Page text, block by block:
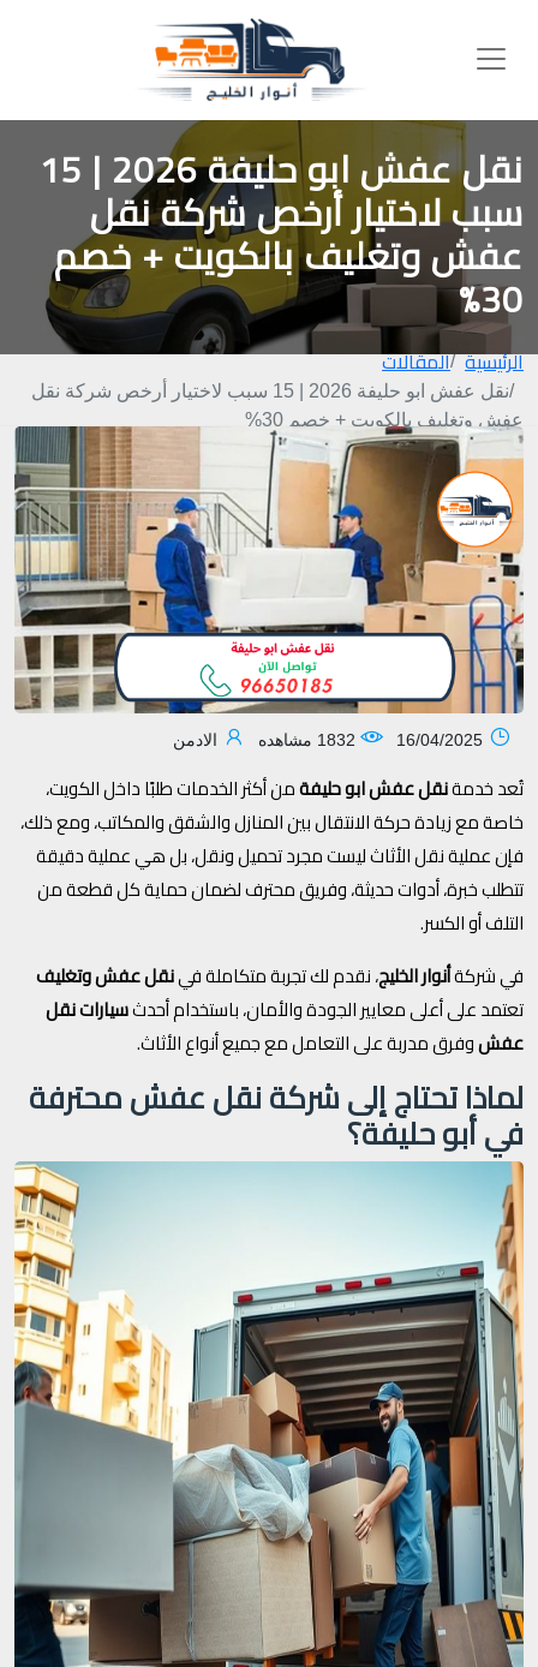
نقل عفش ابو حليفة 2026 | 15
سبب لاختيار أرخص شركة نقل
عفش وتغليف بالكويت + خصم
30%
الرئيسية المقالات
نقل عفش ابو حليفة 2026 | 15 سبب لاختيار أرخص شركة نقل
عفش وتغليف بالكويت + خصم 30%
الادمن
تُعد خدمةنقل عفش ابو حليفةمن أكثر الخدمات طلبًا داخل الكويت،
خاصة مع زيادة حركة الانتقال بين المنازل والشقق والمكاتب، ومع ذلك،
فإن عملية نقل الأثاث ليست مجرد تحميل ونقل، بل هي عملية دقيقة
تتطلب خبرة، أدوات حديثة، وفريق محترف لضمان حماية كل قطعة من
التلف أو الكسر.
في شركةأنوار الخليج، نقدم لك تجربة متكاملة فينقل عفش وتغليف
تعتمد على أعلى معايير الجودة والأمان، باستخدام أحدثسيارات نقل
عفشوفرق مدربة على التعامل مع جميع أنواع الأثاث.
لماذا تحتاج إلى شركة نقل عفش محترفة
في أبو حليفة؟